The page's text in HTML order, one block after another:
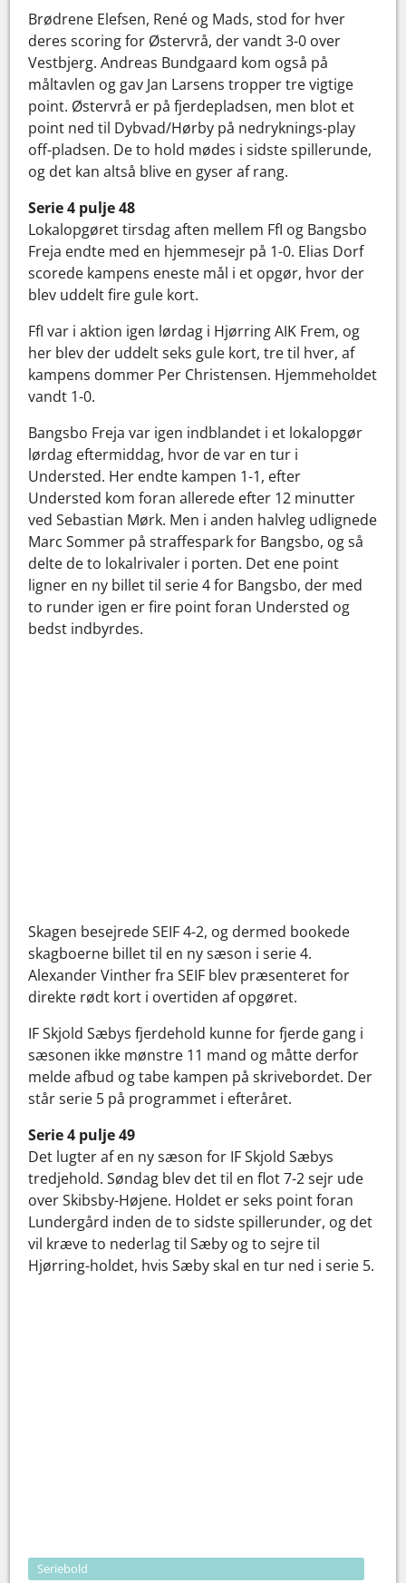
Brødrene Elefsen, René og Mads, stod for hver
deres scoring for Østervrå, der vandt 3-0 over
Vestbjerg. Andreas Bundgaard kom også på
måltavlen og gav Jan Larsens tropper tre vigtige
point. Østervrå er på fjerdepladsen, men blot et
point ned til Dybvad/Hørby på nedryknings-play
off-pladsen. De to hold mødes i sidste spillerunde,
og det kan altså blive en gyser af rang.
Serie 4 pulje 48
Lokalopgøret tirsdag aften mellem FfI og Bangsbo
Freja endte med en hjemmesejr på 1-0. Elias Dorf
scorede kampens eneste mål i et opgør, hvor der
blev uddelt fire gule kort.
FfI var i aktion igen lørdag i Hjørring AIK Frem, og
her blev der uddelt seks gule kort, tre til hver, af
kampens dommer Per Christensen. Hjemmeholdet
vandt 1-0.
Bangsbo Freja var igen indblandet i et lokalopgør
lørdag eftermiddag, hvor de var en tur i
Understed. Her endte kampen 1-1, efter
Understed kom foran allerede efter 12 minutter
ved Sebastian Mørk. Men i anden halvleg udlignede
Marc Sommer på straffespark for Bangsbo, og så
delte de to lokalrivaler i porten. Det ene point
ligner en ny billet til serie 4 for Bangsbo, der med
to runder igen er fire point foran Understed og
bedst indbyrdes.
Skagen besejrede SEIF 4-2, og dermed bookede
skagboerne billet til en ny sæson i serie 4.
Alexander Vinther fra SEIF blev præsenteret for
direkte rødt kort i overtiden af opgøret.
IF Skjold Sæbys fjerdehold kunne for fjerde gang i
sæsonen ikke mønstre 11 mand og måtte derfor
melde afbud og tabe kampen på skrivebordet. Der
står serie 5 på programmet i efteråret.
Serie 4 pulje 49
Det lugter af en ny sæson for IF Skjold Sæbys
tredjehold. Søndag blev det til en flot 7-2 sejr ude
over Skibsby-Højene. Holdet er seks point foran
Lundergård inden de to sidste spillerunder, og det
vil kræve to nederlag til Sæby og to sejre til
Hjørring-holdet, hvis Sæby skal en tur ned i serie 5.
Seriebold